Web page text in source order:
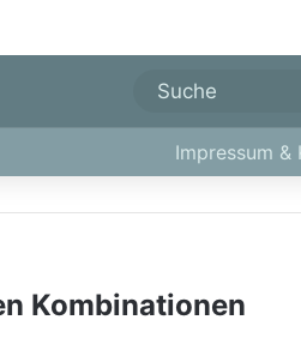
Impressum &
Kombinationen